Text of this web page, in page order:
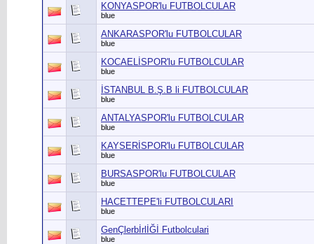
KONYASPOR'lu FUTBOLCULAR
blue
ANKARASPOR'lu FUTBOLCULAR
blue
KOCAELİSPOR'lu FUTBOLCULAR
blue
İSTANBUL B.Ş.B li FUTBOLCULAR
blue
ANTALYASPOR'lu FUTBOLCULAR
blue
KAYSERİSPOR'lu FUTBOLCULAR
blue
BURSASPOR'lu FUTBOLCULAR
blue
HACETTEPE'li FUTBOLCULARI
blue
GenÇlerbİrlİĞİ Futbolculari
blue